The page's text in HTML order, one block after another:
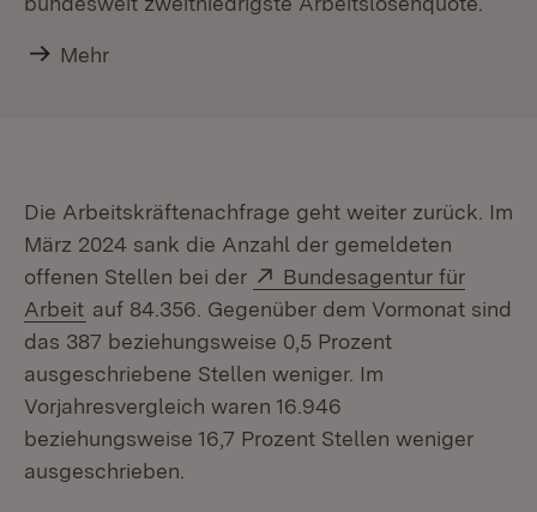
Mehr
Die Arbeitskräftenachfrage geht weiter zurück. Im
März 2024 sank die Anzahl der gemeldeten
offenen Stellen bei der
Extern:
Bundesagentur für
Arbeit (Öffnet in neuem Fenster)
auf 84.356. Gegenüber dem Vormonat sind
das 387 beziehungsweise 0,5 Prozent
ausgeschriebene Stellen weniger. Im
Vorjahresvergleich waren 16.946
beziehungsweise 16,7 Prozent Stellen weniger
ausgeschrieben.